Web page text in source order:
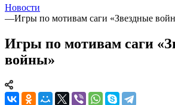
Новости
—Игры по мотивам саги «Звездные
Игры по мотивам саги
войны»